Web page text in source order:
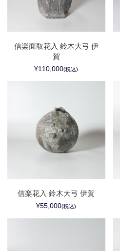
信楽面取花入 鈴木大弓 伊
賀
¥110,000(税込)
信楽花入 鈴木大弓 伊賀
¥55,000(税込)